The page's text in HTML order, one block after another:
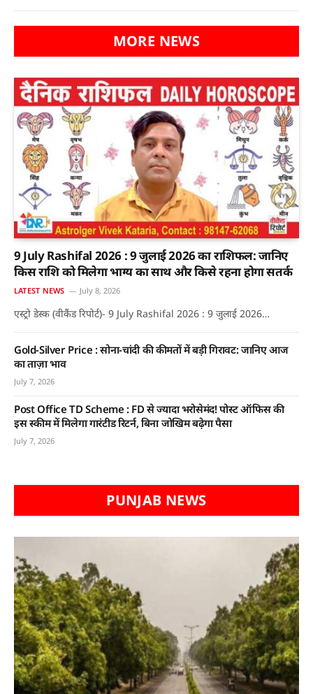
MORE NEWS
9 July Rashifal 2026 : 9 जुलाई 2026 का राशिफल: जानिए
किस राशि को मिलेगा भाग्य का साथ और किसे रहना होगा सतर्क
LATEST NEWS July 8, 2026
एस्ट्रो डेस्क (वीकैंड रिपोर्ट)- 9 July Rashifal 2026 : 9 जुलाई 2026…
Gold-Silver Price : सोना-चांदी की कीमतों में बड़ी गिरावट: जानिए आज
का ताज़ा भाव
July 7, 2026
Post Office TD Scheme : FD से ज्यादा भरोसेमंद! पोस्ट ऑफिस की
इस स्कीम में मिलेगा गारंटीड रिटर्न, बिना जोखिम बढ़ेगा पैसा
July 7, 2026
PUNJAB NEWS